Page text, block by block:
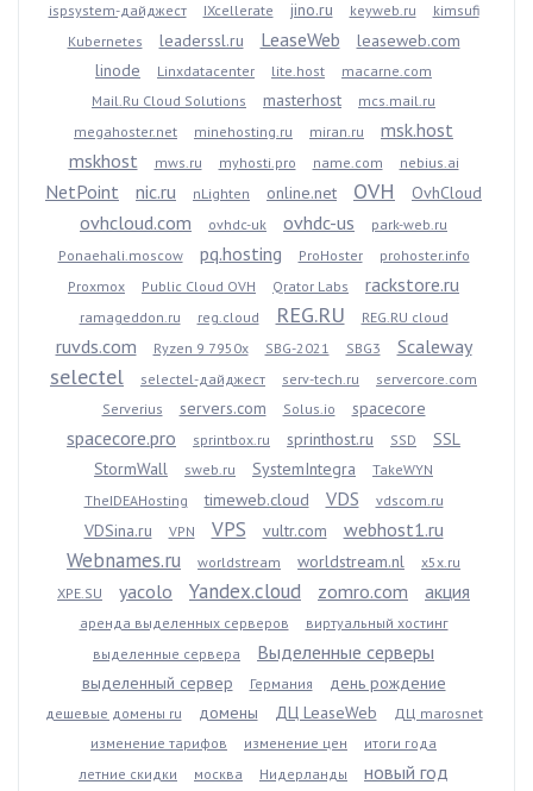
ispsystem-дайджест IXcellerate jino.ru keyweb.ru
kimsufi
Kubernetes
leaderssl.ru LeaseWeb
leaseweb.com
linode
Linxdatacenter lite.host
macarne.com
Mail.Ru Cloud Solutions
masterhost
mcs.mail.ru
megahoster.net
minehosting.ru miran.ru
msk.host
mskhost
mws.ru myhosti.pro name.com nebius.ai
NetPoint nic.ru nLighten online.net OVH OvhCloud
ovhcloud.com ovhdc-uk ovhdc-us
park-web.ru
Ponaehali.moscow
pq.hosting ProHoster
prohoster.info
Proxmox
Public Cloud OVH Qrator Labs rackstore.ru
ramageddon.ru reg.cloud REG.RU REG.RU cloud
ruvds.com Ryzen 9 7950x SBG-2021 SBG3 Scaleway
selectel selectel-дайджест serv-tech.ru
servercore.com
Serverius
servers.com Solus.io spacecore
spacecore.pro sprintbox.ru sprinthost.ru SSD
SSL
StormWall
sweb.ru SystemIntegra
TakeWYN
TheIDEAHosting
timeweb.cloud VDS vdscom.ru
VDSina.ru VPN VPS vultr.com webhost1.ru
Webnames.ru worldstream worldstream.nl
x5x.ru
XPE.SU
yacolo Yandex.cloud zomro.com акция
аренда выделенных серверов
виртуальный хостинг
выделенные сервера
Выделенные серверы
выделенный сервер Германия день рождение
дешевые домены ru домены ДЦ LeaseWeb
ДЦ marosnet
изменение тарифов
изменение цен
итоги года
летние скидки
москва Нидерланды новый год